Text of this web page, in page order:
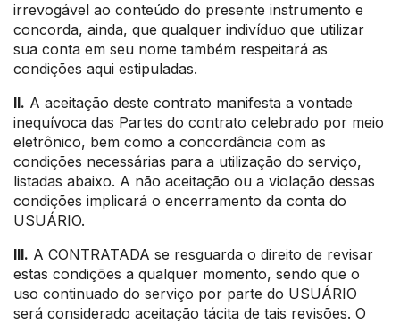
irrevogável ao conteúdo do presente instrumento e
concorda, ainda, que qualquer indivíduo que utilizar
sua conta em seu nome também respeitará as
condições aqui estipuladas.
II. A aceitação deste contrato manifesta a vontade
inequívoca das Partes do contrato celebrado por meio
eletrônico, bem como a concordância com as
condições necessárias para a utilização do serviço,
listadas abaixo. A não aceitação ou a violação dessas
condições implicará o encerramento da conta do
USUÁRIO.
III. A CONTRATADA se resguarda o direito de revisar
estas condições a qualquer momento, sendo que o
uso continuado do serviço por parte do USUÁRIO
será considerado aceitação tácita de tais revisões. O